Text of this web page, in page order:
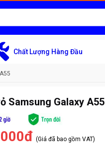
Chất Lượng Hàng Đầu
Samsung Galaxy A55
(Giá đã bao gồm VAT)